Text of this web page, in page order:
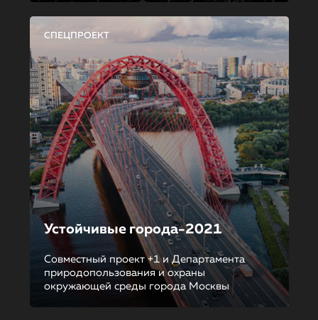
СПЕЦПРОЕКТ
Устойчивые города-2021
Совместный проект +1 и Департамента
природопользования и охраны
окружающей среды города Москвы